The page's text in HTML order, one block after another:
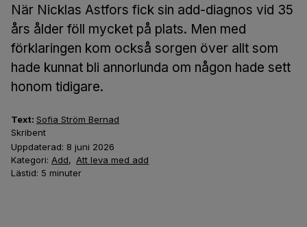
Text: Sofia Ström Bernad
Skribent
Uppdaterad: 8 juni 2026
Kategori: Add, Att leva med add
Lästid: 5 minuter
När Nicklas Astfors fick sin add-diagnos vid 35
års ålder föll mycket på plats. Men med
förklaringen kom också sorgen över allt som
hade kunnat bli annorlunda om någon hade sett
honom tidigare.